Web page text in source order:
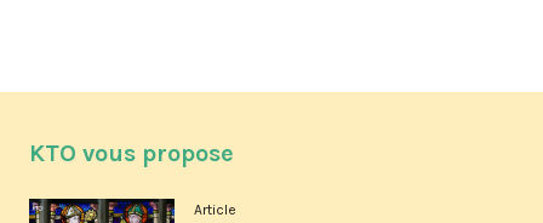
KTO vous propose
Article